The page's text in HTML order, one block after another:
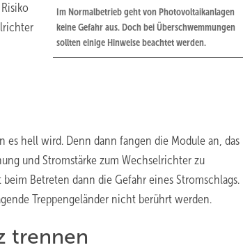
Im Normalbetrieb geht von Photovoltaikanlagen
keine Gefahr aus. Doch bei Überschwemmungen
sollten einige Hinweise beachtet werden.
es hell wird. Denn dann fangen die Module an, das
und Stromstärke zum Wechselrichter zu
Betreten dann die Gefahr eines Stromschlags.
Treppengeländer nicht berührt werden.
trennen